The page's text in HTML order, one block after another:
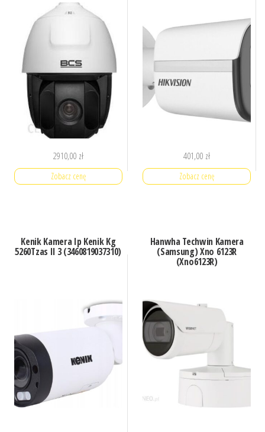
2910,00 zł
Zobacz cenę
401,00 zł
Zobacz cenę
Kenik Kamera Ip Kenik Kg
5260Tzas Il 3 (3460819037310)
Hanwha Techwin Kamera
(Samsung) Xno 6123R
(Xno6123R)